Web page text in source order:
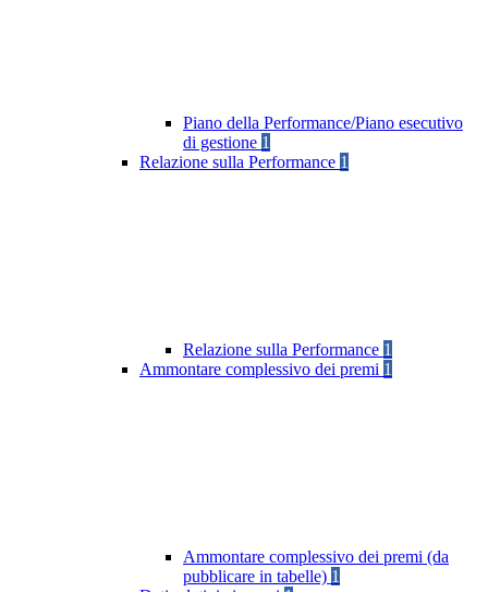
Piano della Performance/Piano esecutivo
di gestione 1
Relazione sulla Performance 1
Relazione sulla Performance 1
Ammontare complessivo dei premi 1
Ammontare complessivo dei premi (da
pubblicare in tabelle) 1